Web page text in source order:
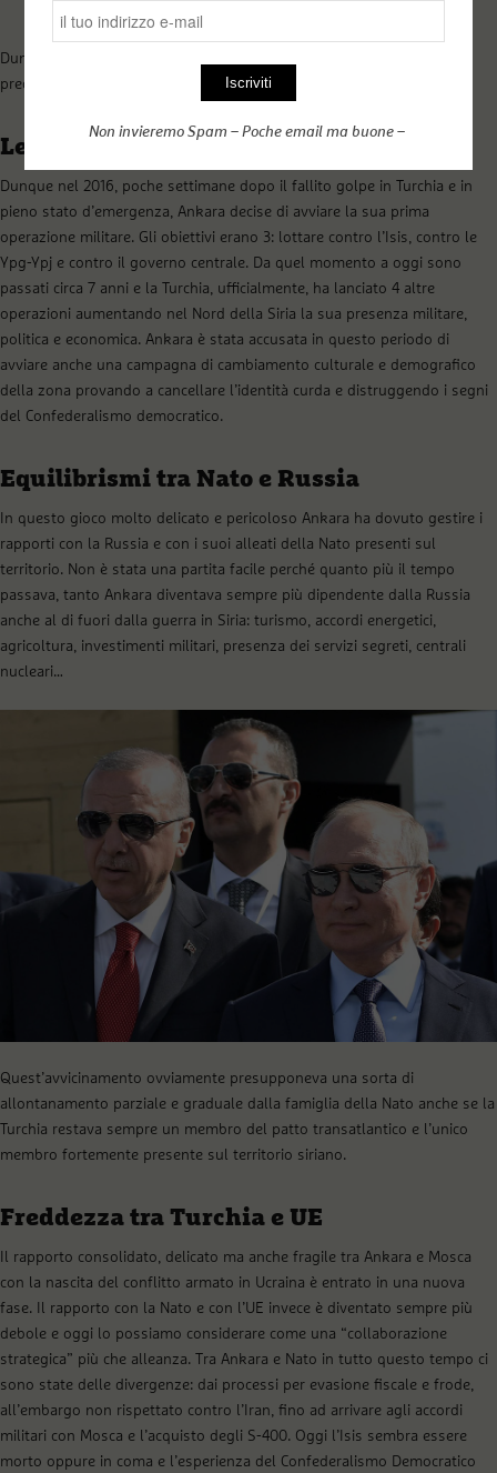
Dunque si tratta di un momento che ha creato una notevole
preoccupazione strategica per Ankara.
Le “operazioni speciali” turche in Siria
Dunque nel 2016, poche settimane dopo il fallito golpe in Turchia e in
pieno stato d’emergenza, Ankara decise di avviare la sua prima
operazione militare. Gli obiettivi erano 3: lottare contro l’Isis, contro le
Ypg-Ypj e contro il governo centrale. Da quel momento a oggi sono
passati circa 7 anni e la Turchia, ufficialmente, ha lanciato 4 altre
operazioni aumentando nel Nord della Siria la sua presenza militare,
politica e economica. Ankara è stata accusata in questo periodo di
avviare anche una campagna di cambiamento culturale e demografico
della zona provando a cancellare l’identità curda e distruggendo i segni
del Confederalismo democratico.
Equilibrismi tra Nato e Russia
In questo gioco molto delicato e pericoloso Ankara ha dovuto gestire i
rapporti con la Russia e con i suoi alleati della Nato presenti sul
territorio. Non è stata una partita facile perché quanto più il tempo
passava, tanto Ankara diventava sempre più dipendente dalla Russia
anche al di fuori dalla guerra in Siria: turismo, accordi energetici,
agricoltura, investimenti militari, presenza dei servizi segreti, centrali
nucleari…
Quest’avvicinamento ovviamente presupponeva una sorta di
allontanamento parziale e graduale dalla famiglia della Nato anche se la
Turchia restava sempre un membro del patto transatlantico e l’unico
membro fortemente presente sul territorio siriano.
Freddezza tra Turchia e UE
Il rapporto consolidato, delicato ma anche fragile tra Ankara e Mosca
con la nascita del conflitto armato in Ucraina è entrato in una nuova
fase. Il rapporto con la Nato e con l’UE invece è diventato sempre più
debole e oggi lo possiamo considerare come una “collaborazione
strategica” più che alleanza. Tra Ankara e Nato in tutto questo tempo ci
sono state delle divergenze: dai processi per evasione fiscale e frode,
all’embargo non rispettato contro l’Iran, fino ad arrivare agli accordi
militari con Mosca e l’acquisto degli S-400. Oggi l’Isis sembra essere
morto oppure in coma e l’esperienza del Confederalismo Democratico
Non invieremo Spam – Poche email ma buone –